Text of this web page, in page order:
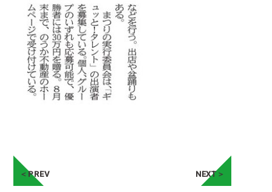
＜PREV NEXT＞